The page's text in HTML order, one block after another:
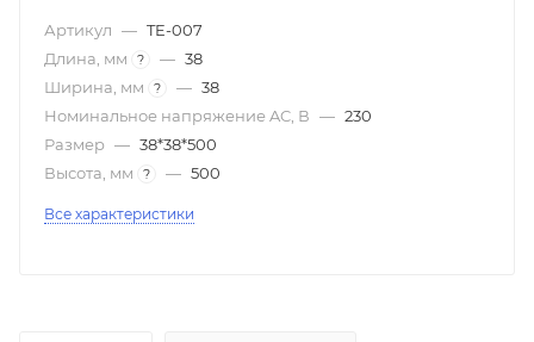
Артикул — TE-007
Длина, мм
? — 38
Ширина, мм
? — 38
Номинальное напряжение AC, В — 230
Размер — 38*38*500
Высота, мм
? — 500
Все характеристики